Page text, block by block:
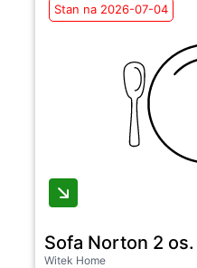
Stan na 2026-07-04
Sofa Norton 2
Witek Home